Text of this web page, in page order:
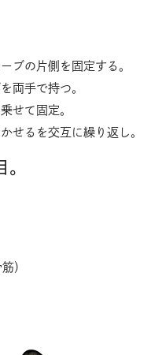
ブの片側を固定する。
両手で持つ。
せて固定。
せるを交互に繰り返し。
）